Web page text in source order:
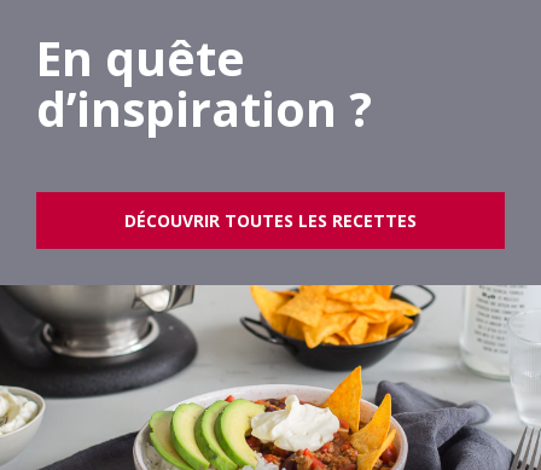
En quête
d’inspiration ?
DÉCOUVRIR TOUTES LES RECETTES